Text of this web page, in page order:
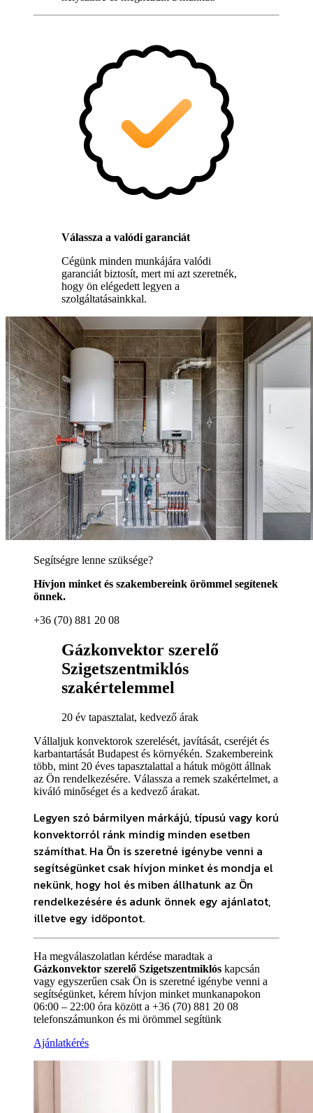
Válassza a valódi garanciát
Cégünk minden munkájára valódi
garanciát biztosít, mert mi azt szeretnék,
hogy ön elégedett legyen a
szolgáltatásainkkal.
Segítségre lenne szüksége?
Hívjon minket és szakembereink örömmel segítenek
önnek.
+36 (70) 881 20 08
Gázkonvektor szerelő
Szigetszentmiklós
szakértelemmel
20 év tapasztalat, kedvező árak
Vállaljuk konvektorok szerelését, javítását, cseréjét és
karbantartását Budapest és környékén. Szakembereink
több, mint 20 éves tapasztalattal a hátuk mögött állnak
az Ön rendelkezésére. Válassza a remek szakértelmet, a
kiváló minőséget és a kedvező árakat.
Legyen szó bármilyen márkájú, típusú vagy korú
konvektorról ránk mindig minden esetben
számíthat. Ha Ön is szeretné igénybe venni a
segítségünket csak hívjon minket és mondja el
nekünk, hogy hol és miben állhatunk az Ön
rendelkezésére és adunk önnek egy ajánlatot,
illetve egy időpontot.
Ha megválaszolatlan kérdése maradtak a
Gázkonvektor szerelő Szigetszentmiklós kapcsán
vagy egyszerűen csak Ön is szeretné igénybe venni a
segítségünket, kérem hívjon minket munkanapokon
06:00 – 22:00 óra között a +36 (70) 881 20 08
telefonszámunkon és mi örömmel segítünk
Ajánlatkérés